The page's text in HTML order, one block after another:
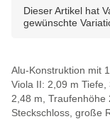
Alu-Konstruktion mit
Viola II: 2,09 m
2,48 m, Traufenhöhe
Steckschloss, große
Dieser Artikel hat
gewünschte